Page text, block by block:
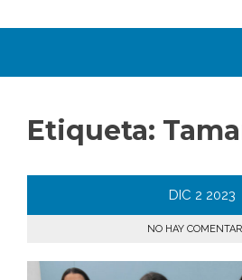
Etiqueta:
DIC 2 2023
NO HAY